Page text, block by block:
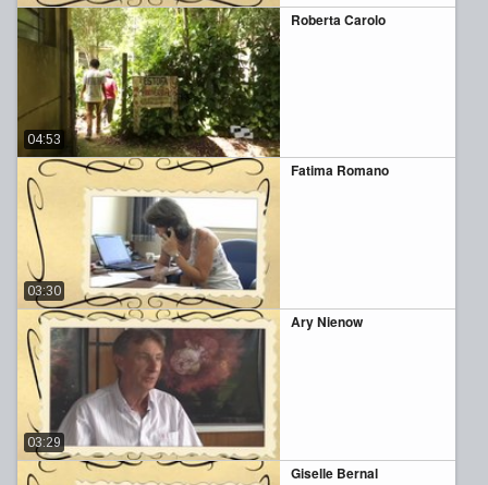
Roberta Carolo
04:53
Fatima Romano
03:30
Ary Nienow
03:29
Giselle Bernal